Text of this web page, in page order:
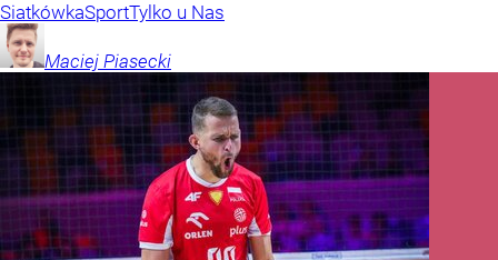
SiatkówkaSportTylko u Nas
Maciej Piasecki